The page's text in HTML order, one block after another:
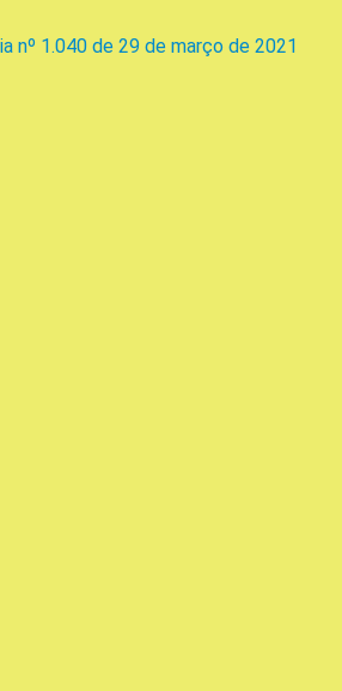
nº 1.040 de 29 de março de 2021